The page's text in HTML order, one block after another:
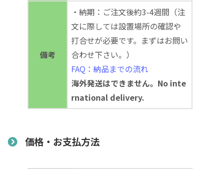
備考
・納期：ご注文後約3-4週間（注
文に際しては設置場所の確認や
打合せが必要です。まずはお問い
合わせ下さい。）
FAQ：納品までの流れ
海外発送はできません。No inte
rnational delivery.
価格・お支払方法